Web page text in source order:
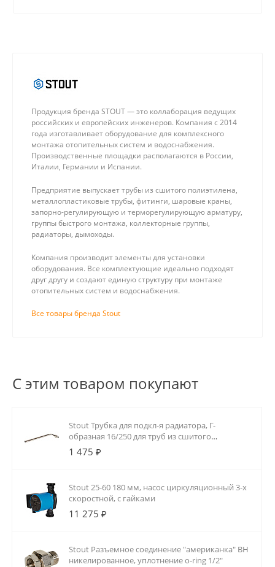
Продукция бренда STOUT — это коллаборация ведущих
российских и европейских инженеров. Компания с 2014
года изготавливает оборудование для комплексного
монтажа отопительных систем и водоснабжения.
Производственные площадки располагаются в России,
Италии, Германии и Испании.
Предприятие выпускает трубы из сшитого полиэтилена,
металлопластиковые трубы, фитинги, шаровые краны,
запорно-регулирующую и терморегулирующую арматуру,
группы быстрого монтажа, коллекторные группы,
радиаторы, дымоходы.
Компания производит элементы для установки
оборудования. Все комплектующие идеально подходят
друг другу и создают единую структуру при монтаже
отопительных систем и водоснабжения.
Все товары бренда Stout
С этим товаром покупают
Stout Трубка для подкл-я радиатора, Г-
образная 16/250 для труб из сшитого
полиэтилена аксиальный
1 475 ₽
Stout 25-60 180 мм, насос циркуляционный 3-х
скоростной, с гайками
11 275 ₽
Stout Разъемное соединение "американка" ВН
никелированное, уплотнение o-ring 1/2"